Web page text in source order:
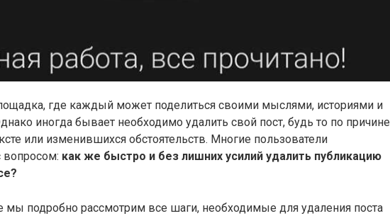
где каждый может поделиться своими мыслями, историями и
иногда бывает необходимо удалить свой пост, будь то по причине
или изменившихся обстоятельств. Многие пользователи
вопросом: как же быстро и без лишних усилий удалить публикацию
мы подробно рассмотрим все шаги, необходимые для удаления поста